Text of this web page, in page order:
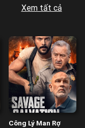
Xem tất cả
Công Lý Man Rợ